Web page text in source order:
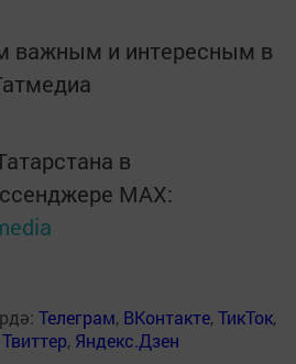
важным и интересным в
в
MАХ:
Телеграм, ВКонтакте,ТикТок,
Твиттер, Яндекс.Дзен